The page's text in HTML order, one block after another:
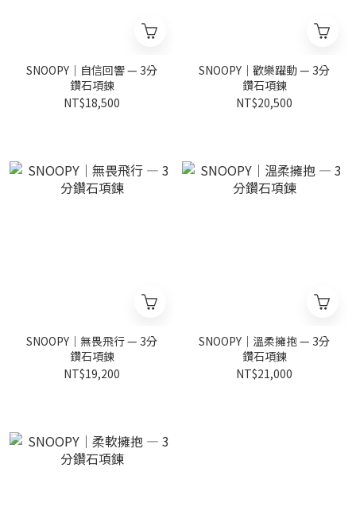
SNOOPY｜自信回響 — 3分
鑽石項鍊
NT$18,500
SNOOPY｜歡樂躍動 — 3分
鑽石項鍊
NT$20,500
SNOOPY｜無畏飛行 — 3分
鑽石項鍊
NT$19,200
SNOOPY｜溫柔擁抱 — 3分
鑽石項鍊
NT$21,000